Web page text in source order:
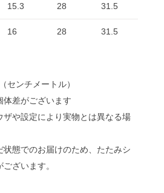
15.3 28 31.5
16 28 31.5
センチメートル）
体差がございます
ザや設定により実物とは異なる場
状態でのお届けのため、たたみシ
ざいます。